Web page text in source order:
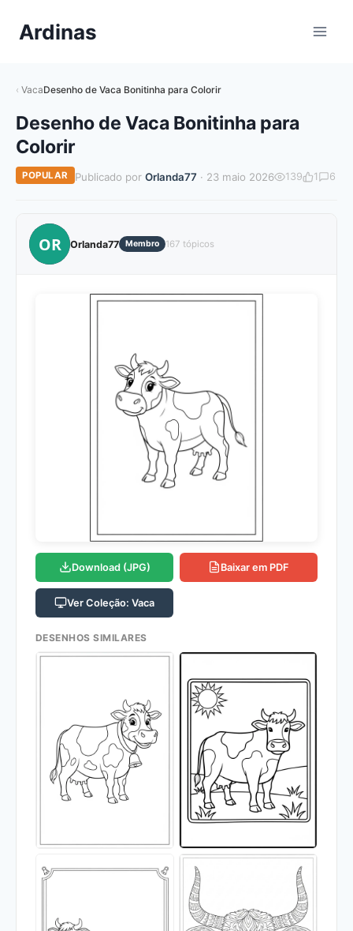
paraArdinas
VacaDesenho de Vaca Bonitinha para Colorir
Desenho de Vaca Bonitinha para
Colorir
POPULAR Publicado por Orlanda77· 23 maio 2026 139 1 6
OR Orlanda77 Membro 167 tópicos
Download (JPG) Baixar em PDF
Ver Coleção: Vaca
DESENHOS SIMILARES